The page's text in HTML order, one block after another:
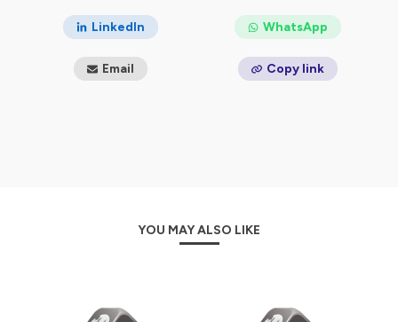
LinkedIn WhatsApp
Email Copy link
YOU MAY ALSO LIKE